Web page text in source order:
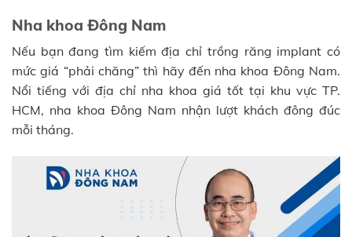
Nha khoa Đông Nam
Nếu bạn đang tìm kiếm địa chỉ trồng răng implant có
mức giá “phải chăng” thì hãy đến nha khoa Đông Nam.
Nổi tiếng với địa chỉ nha khoa giá tốt tại khu vực TP.
HCM, nha khoa Đông Nam nhận lượt khách đông đúc
mỗi tháng.